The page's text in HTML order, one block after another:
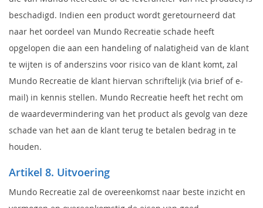
beschadigd. Indien een product wordt geretourneerd dat
naar het oordeel van Mundo Recreatie schade heeft
opgelopen die aan een handeling of nalatigheid van de klant
te wijten is of anderszins voor risico van de klant komt, zal
Mundo Recreatie de klant hiervan schriftelijk (via brief of e-
mail) in kennis stellen. Mundo Recreatie heeft het recht om
de waardevermindering van het product als gevolg van deze
schade van het aan de klant terug te betalen bedrag in te
houden.
Artikel 8. Uitvoering
Mundo Recreatie zal de overeenkomst naar beste inzicht en